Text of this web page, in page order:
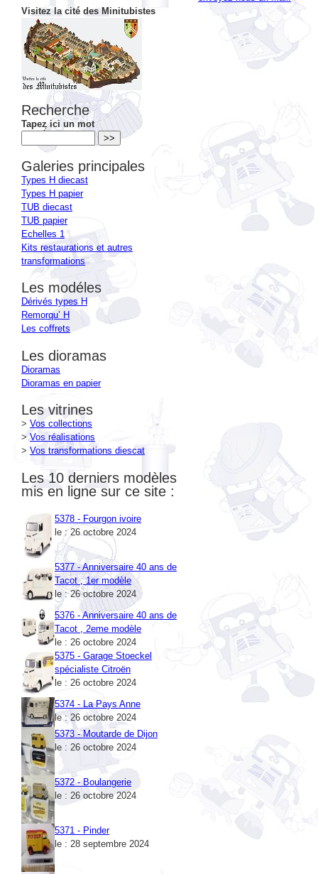
Recherche
Tapez ici un mot
Galeries principales
Types H diecast
Types H papier
TUB diecast
TUB papier
Echelles 1
Kits restaurations et autres
transformations
Les modéles
Dérivés types H
Remorqu’ H
Les coffrets
Les dioramas
Dioramas
Dioramas en papier
Les vitrines
>
Vos collections
>Vos réalisations
Vos transformations diescat
Les 10 derniers modèles
mis en ligne sur ce site :
5378 - Fourgon ivoire
5377 - Anniversaire 40 ans de
Tacot , 1er modèle
le : 26 octobre 2024
5376 - Anniversaire 40 ans de
Tacot , 2eme modèle
le : 26 octobre 2024
5375 - Garage Stoeckel
spécialiste Citroën
le : 26 octobre 2024
5374 - La Pays Anne
5373 - Moutarde de Dijon
le : 26 octobre 2024
le : 26 octobre 2024